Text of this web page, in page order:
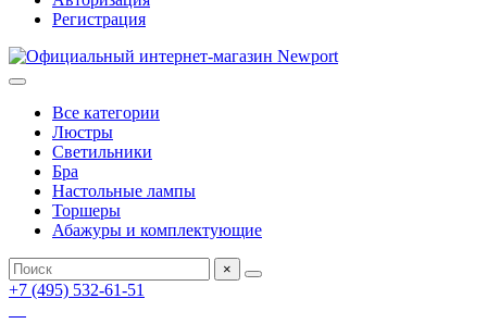
Регистрация
Все категории
Люстры
Светильники
Бра
Настольные лампы
Торшеры
Абажуры и комплектующие
×
+7 (495) 532-61-51